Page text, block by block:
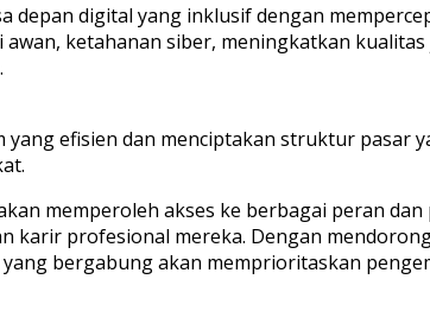
depan digital yang inklusif dengan
ketahanan siber, meningkatkan
efisien dan menciptakan struktur pasar
memperoleh akses ke berbagai peran dan
karir profesional mereka. Dengan
bergabung akan memprioritaskan